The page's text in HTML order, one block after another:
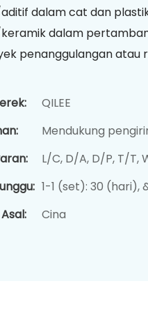
dalam cat dan
dalam
penanggulangan atau
QILEE
Mendukung
L/C, D/A, D/P, T/T,
1-1 (set): 30 (hari),
Cina